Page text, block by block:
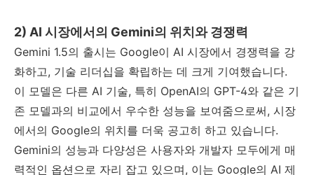
2) AI 시장에서의 Gemini의 위치와 경쟁력
Gemini 1.5의 출시는 Google이 AI 시장에서 경쟁력을 강
화하고, 기술 리더십을 확립하는 데 크게 기여했습니다.
이 모델은 다른 AI 기술, 특히 OpenAI의 GPT-4와 같은 기
존 모델과의 비교에서 우수한 성능을 보여줌으로써, 시장
에서의 Google의 위치를 더욱 공고히 하고 있습니다.
Gemini의 성능과 다양성은 사용자와 개발자 모두에게 매
력적인 옵션으로 자리 잡고 있으며, 이는 Google의 AI 제